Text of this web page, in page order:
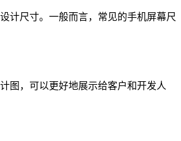
计尺寸。一般而言，常见的手机屏幕尺
图，可以更好地展示给客户和开发人